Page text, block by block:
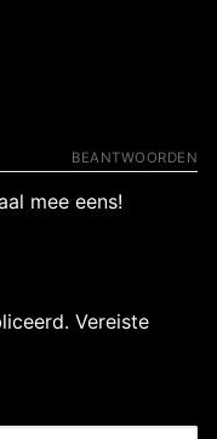
BEANTWOORDEN
mee eens!
Vereiste